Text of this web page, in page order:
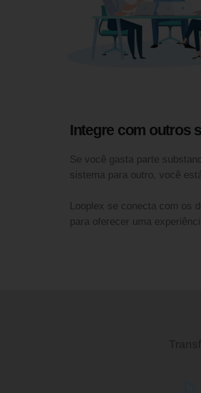
Integre com outros
Se você gasta parte
sistema para outro, você
Looplex se conecta com os
para oferecer uma